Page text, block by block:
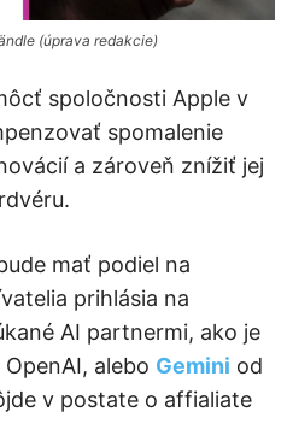
(úprava redakcie)
spoločnosti Apple v
spomalenie
a zároveň znížiť jej
mať podiel na
prihlásia na
AI partnermi, ako je
OpenAI, alebo Gemini od
v postate o affialiate